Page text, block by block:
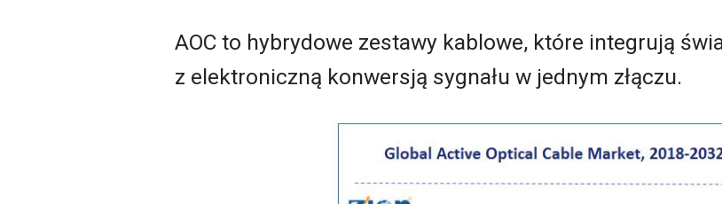
AOC to hybrydowe zestawy kablowe, które integrują
z elektroniczną konwersją sygnału w jednym złączu.